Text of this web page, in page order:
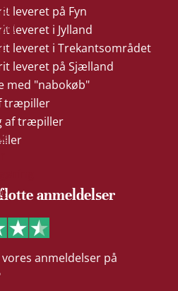
leveret på Fyn
leveret i Jylland
leveret i Trekantsområdet
leveret på Sjælland
med "nabokøb"
træpiller
af træpiller
anmeldelser
anmeldelser på